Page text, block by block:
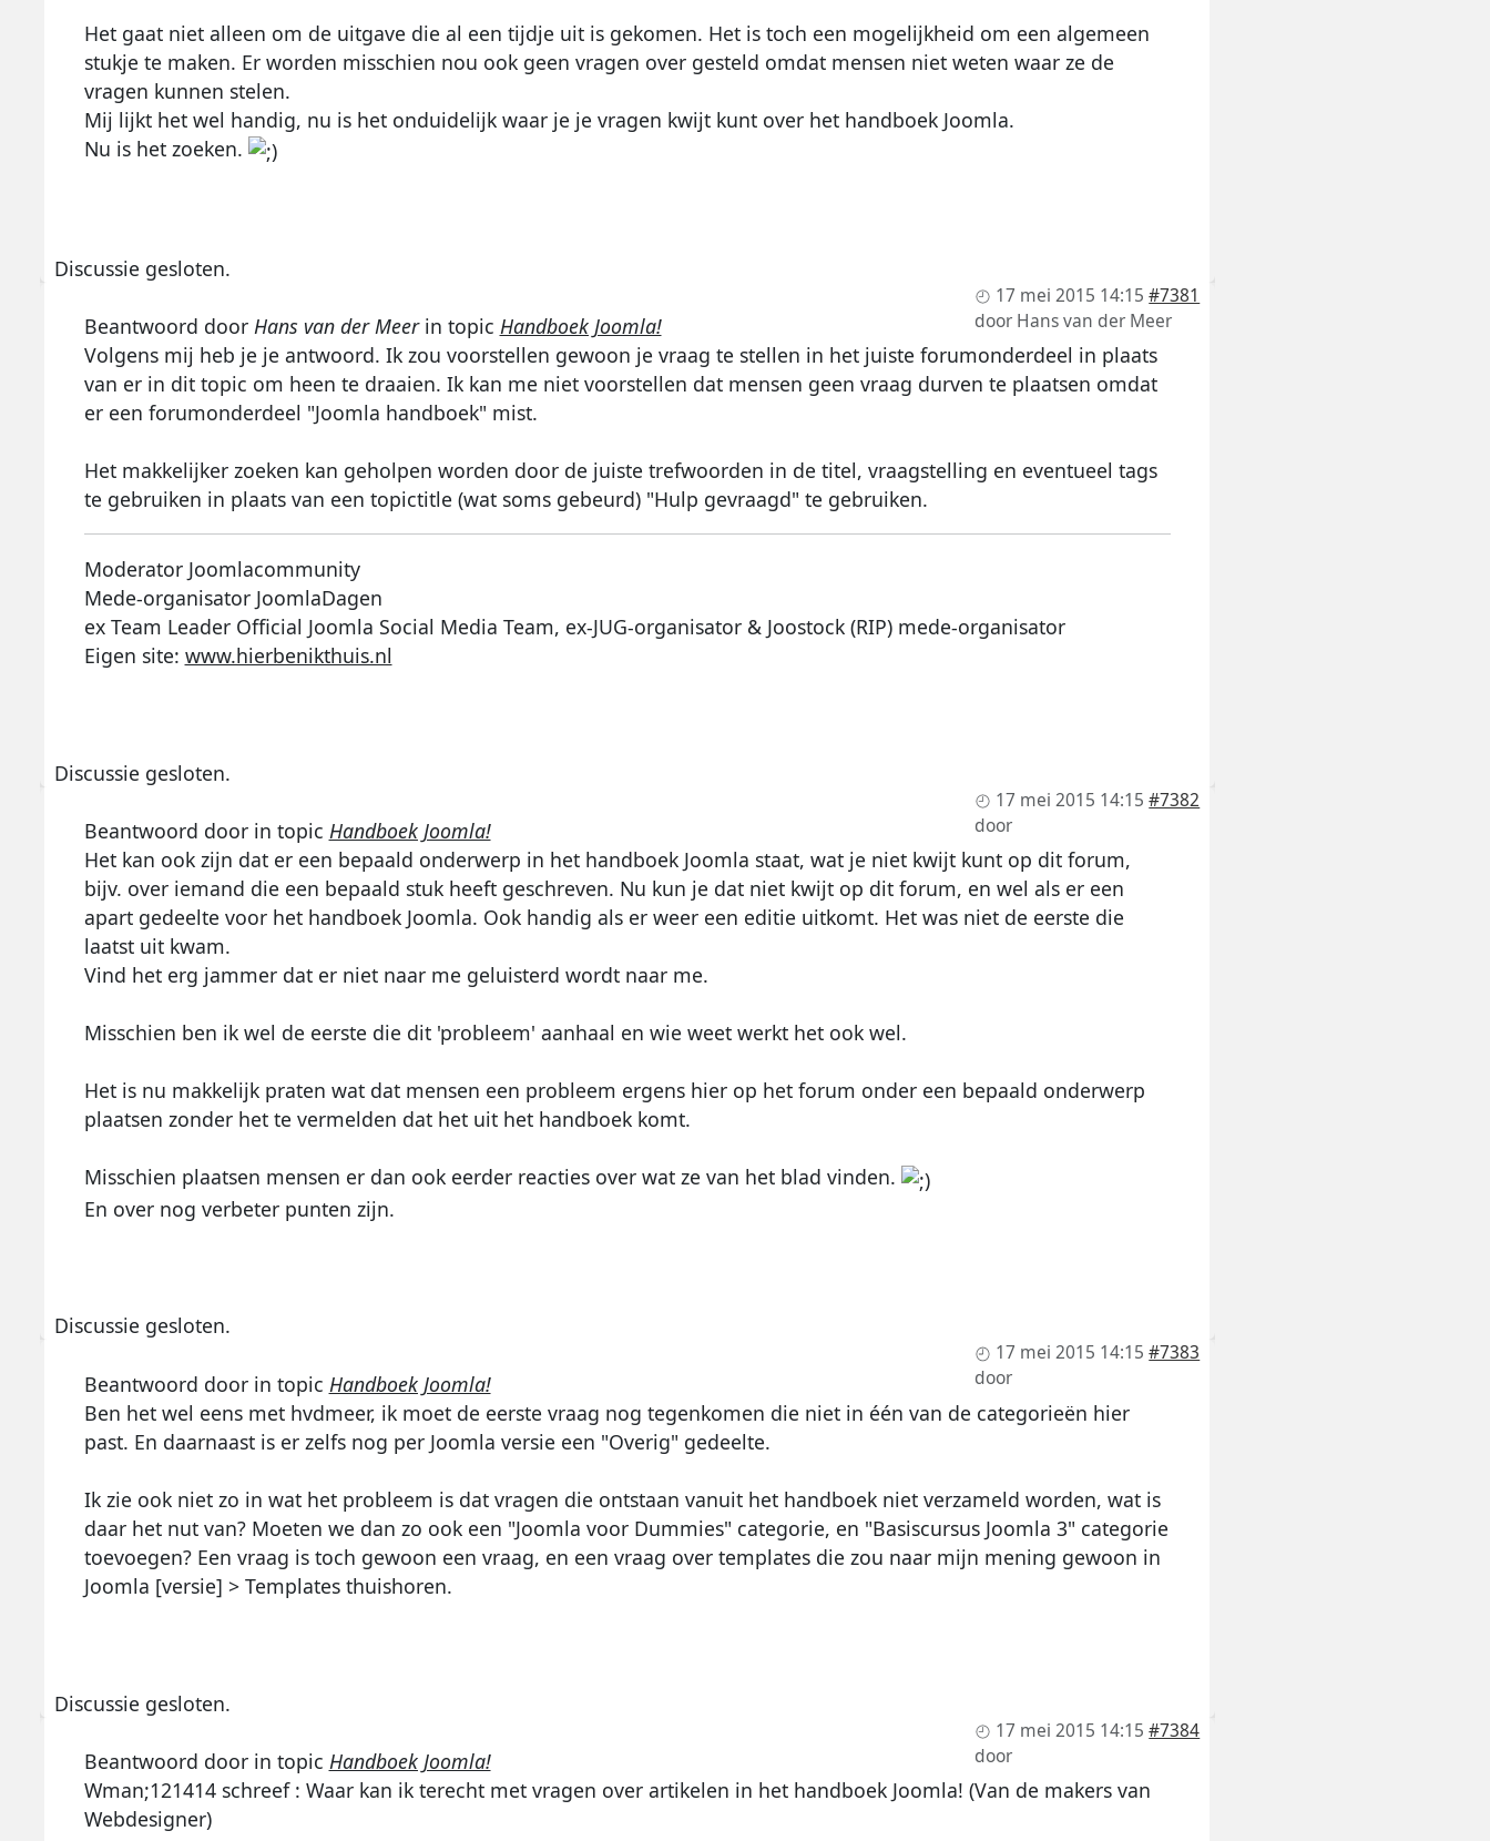
Het gaat niet alleen om de uitgave die al een tijdje uit is gekomen. Het is toch een mogelijkheid om een algemeen
stukje te maken. Er worden misschien nou ook geen vragen over gesteld omdat mensen niet weten waar ze de
vragen kunnen stelen.
Mij lijkt het wel handig, nu is het onduidelijk waar je je vragen kwijt kunt over het handboek Joomla.
Nu is het zoeken.
Discussie gesloten.
17 mei 2015 14:15 #7381
door Hans van der Meer
Beantwoord door Hans van der Meerin topic Handboek Joomla!
Volgens mij heb je je antwoord. Ik zou voorstellen gewoon je vraag te stellen in het juiste forumonderdeel in plaats
van er in dit topic om heen te draaien. Ik kan me niet voorstellen dat mensen geen vraag durven te plaatsen omdat
er een forumonderdeel "Joomla handboek" mist.
Het makkelijker zoeken kan geholpen worden door de juiste trefwoorden in de titel, vraagstelling en eventueel tags
te gebruiken in plaats van een topictitle (wat soms gebeurd) "Hulp gevraagd" te gebruiken.
Moderator Joomlacommunity
Mede-organisator JoomlaDagen
ex Team Leader Official Joomla Social Media Team, ex-JUG-organisator & Joostock (RIP) mede-organisator
Eigen site: www.hierbenikthuis.nl
Discussie gesloten.
17 mei 2015 14:15 #7382
door
Beantwoord door in topic Handboek Joomla!
Het kan ook zijn dat er een bepaald onderwerp in het handboek Joomla staat, wat je niet kwijt kunt op dit forum,
bijv. over iemand die een bepaald stuk heeft geschreven. Nu kun je dat niet kwijt op dit forum, en wel als er een
apart gedeelte voor het handboek Joomla. Ook handig als er weer een editie uitkomt. Het was niet de eerste die
laatst uit kwam.
Vind het erg jammer dat er niet naar me geluisterd wordt naar me.
Misschien ben ik wel de eerste die dit 'probleem' aanhaal en wie weet werkt het ook wel.
Het is nu makkelijk praten wat dat mensen een probleem ergens hier op het forum onder een bepaald onderwerp
plaatsen zonder het te vermelden dat het uit het handboek komt.
Misschien plaatsen mensen er dan ook eerder reacties over wat ze van het blad vinden.
En over nog verbeter punten zijn.
Discussie gesloten.
17 mei 2015 14:15 #7383
door
Beantwoord door in topic Handboek Joomla!
Ben het wel eens met hvdmeer, ik moet de eerste vraag nog tegenkomen die niet in één van de categorieën hier
past. En daarnaast is er zelfs nog per Joomla versie een "Overig" gedeelte.
Ik zie ook niet zo in wat het probleem is dat vragen die ontstaan vanuit het handboek niet verzameld worden, wat is
daar het nut van? Moeten we dan zo ook een "Joomla voor Dummies" categorie, en "Basiscursus Joomla 3" categorie
toevoegen? Een vraag is toch gewoon een vraag, en een vraag over templates die zou naar mijn mening gewoon in
Joomla [versie] > Templates thuishoren.
Discussie gesloten.
17 mei 2015 14:15 #7384
door
Beantwoord door in topic Handboek Joomla!
Wman;121414 schreef : Waar kan ik terecht met vragen over artikelen in het handboek Joomla! (Van de makers van
Webdesigner)